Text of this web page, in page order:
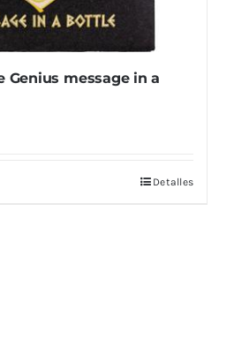
Genius message in a
Detalles